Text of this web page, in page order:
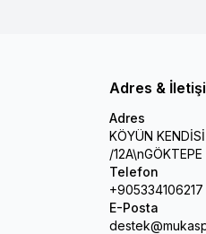
Adres &
Adres
KÖYÜN
/
Telefon
+905334106217
E-Posta